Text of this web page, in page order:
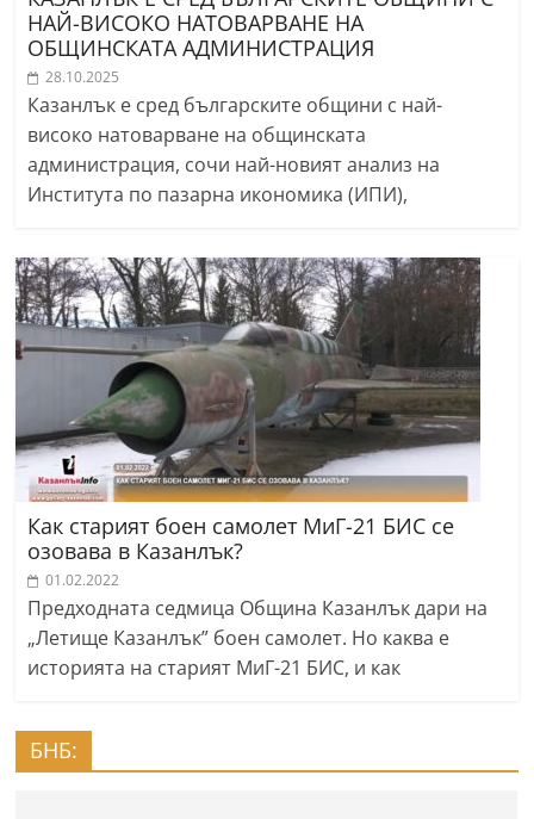
НАЙ-ВИСОКО НАТОВАРВАНЕ НА
ОБЩИНСКАТА АДМИНИСТРАЦИЯ
28.10.2025
Казанлък е сред българските общини с най-
високо натоварване на общинската
администрация, сочи най-новият анализ на
Института по пазарна икономика (ИПИ),
Как старият боен самолет МиГ-21 БИС се
озовава в Казанлък?
01.02.2022
Предходната седмица Община Казанлък дари на
„Летище Казанлък” боен самолет. Но каква е
историята на старият МиГ-21 БИС, и как
БНБ: